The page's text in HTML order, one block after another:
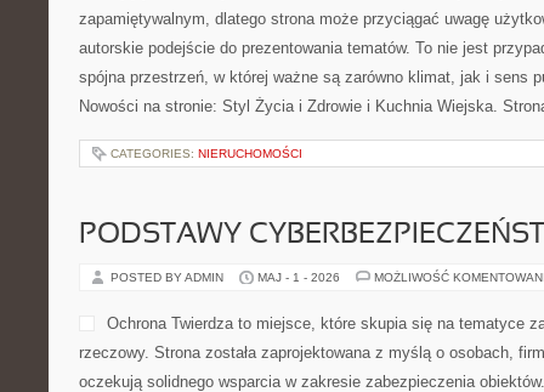
zapamiętywalnym, dlatego strona może przyciągać uwagę
autorskie podejście do prezentowania tematów. To nie jest
spójna przestrzeń, w której ważne są zarówno klimat, jak i sens
Nowości na stronie: Styl Życia i Zdrowie i Kuchnia Wiejska.
CATEGORIES: NIERUCHOMOŚCI
PODSTAWY
POSTED BY ADMIN MAJ - 1 - 2026 MOŻLIWOŚĆ
Ochrona Twierdza to miejsce, które skupia się na tematyce
rzeczowy. Strona została zaprojektowana z myślą o osobach,
oczekują solidnego wsparcia w zakresie zabezpieczenia